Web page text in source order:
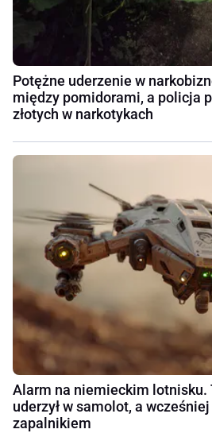
Potężne uderzenie w
między pomidorami, a policja
złotych w narkotykach
Alarm na niemieckim lotnisku.
uderzył w samolot, a
zapalnikiem